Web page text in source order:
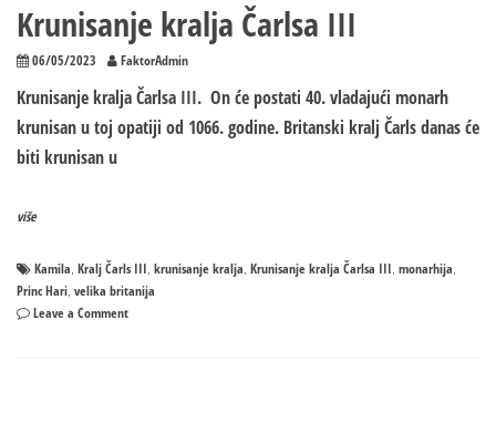
Krunisanje kralja Čarlsa III
06/05/2023 FaktorAdmin
Krunisanje kralja Čarlsa III. On će postati 40. vladajući monarh
krunisan u toj opatiji od 1066. godine. Britanski kralj Čarls danas će
biti krunisan u
više
Kamila, Kralj Čarls III, krunisanje kralja, Krunisanje kralja Čarlsa III, monarhija,
Princ Hari, velika britanija
Leave a Commenton